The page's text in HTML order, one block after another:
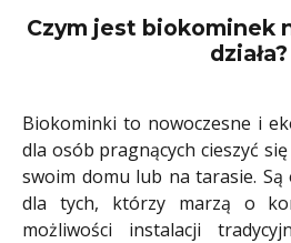
Czym jest biokominek
działa?
Biokominki to nowoczesne i
dla osób pragnących cieszyć
swoim domu lub na tarasie.
dla tych, którzy marzą o
możliwości instalacji